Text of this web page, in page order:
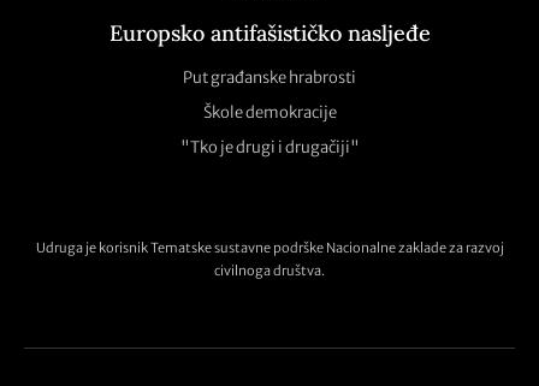
Europsko antifašističko nasljeđe
Put građanske hrabrosti
Škole demokracije
"Tko je drugi i drugačiji"
Udruga je korisnik Tematske sustavne podrške Nacionalne zaklade za razvoj
civilnoga društva.